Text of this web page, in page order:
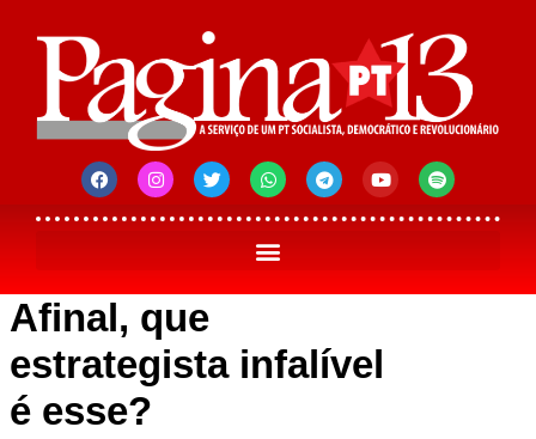
Afinal, que
estrategista infalível
é esse?